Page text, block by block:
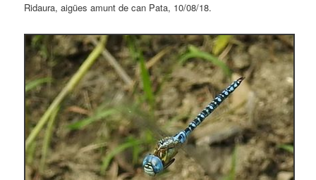
Ridaura, aigües amunt de can Pata, 10/08/18.